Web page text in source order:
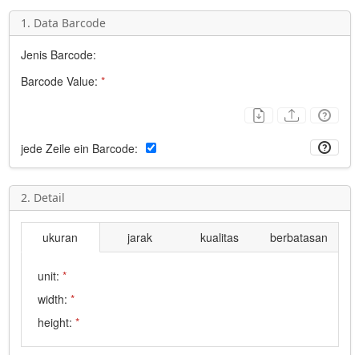
1. Data Barcode
Jenis Barcode:
Barcode Value: *
jede Zeile ein Barcode:
2. Detail
ukuran jarak kualitas berbatasan
unit: *
width: *
height: *